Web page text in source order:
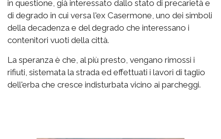
in questione, già interessato dallo stato di precarietà e
di degrado in cui versa l'ex Casermone, uno dei simboli
della decadenza e del degrado che interessano i
contenitori vuoti della città.
La speranza è che, al più presto, vengano rimossi i
rifiuti, sistemata la strada ed effettuati i lavori di taglio
dell'erba che cresce indisturbata vicino ai parcheggi.